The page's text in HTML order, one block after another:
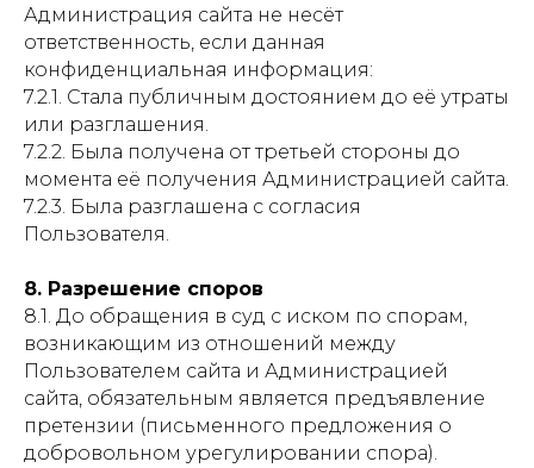
Администрация сайта не несёт
ответственность, если данная
конфиденциальная информация:
7.2.1. Стала публичным достоянием до её утраты
или разглашения.
7.2.2. Была получена от третьей стороны до
момента её получения Администрацией сайта.
7.2.3. Была разглашена с согласия
Пользователя.
8. Разрешение споров
8.1. До обращения в суд с иском по спорам,
возникающим из отношений между
Пользователем сайта и Администрацией
сайта, обязательным является предъявление
претензии (письменного предложения о
добровольном урегулировании спора).